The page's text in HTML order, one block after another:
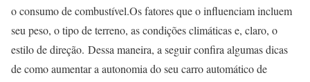
o consumo de combustível.Os fatores que o influenciam incluem
seu peso, o tipo de terreno, as condições climáticas e, claro, o
estilo de direção. Dessa maneira, a seguir confira algumas dicas
de como aumentar a autonomia do seu carro automático de